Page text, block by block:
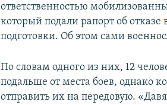
ответственностью
который подали рапорт об отказе
подготовки. Об этом сами
По словам одного из них, 12
подальше от места боев, однако
отправить их на передовую.